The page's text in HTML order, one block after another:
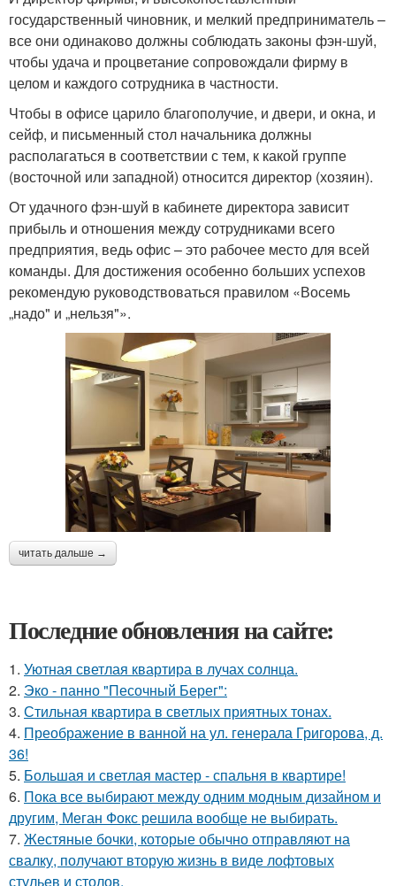
государственный чиновник, и мелкий предприниматель –
все они одинаково должны соблюдать законы фэн-шуй,
чтобы удача и процветание сопровождали фирму в
целом и каждого сотрудника в частности.
Чтобы в офисе царило благополучие, и двери, и окна, и
сейф, и письменный стол начальника должны
располагаться в соответствии с тем, к какой группе
(восточной или западной) относится директор (хозяин).
От удачного фэн-шуй в кабинете директора зависит
прибыль и отношения между сотрудниками всего
предприятия, ведь офис – это рабочее место для всей
команды. Для достижения особенно больших успехов
рекомендую руководствоваться правилом «Восемь
„надо" и „нельзя"».
читать дальше →
Последние обновления на сайте:
1. Уютная светлая квартира в лучах солнца.
2. Эко - панно "Песочный Берег":
3. Стильная квартира в светлых приятных тонах.
4. Преображение в ванной на ул. генерала Григорова, д.
36!
5. Большая и светлая мастер - спальня в квартире!
6. Пока все выбирают между одним модным дизайном и
другим, Меган Фокс решила вообще не выбирать.
7. Жестяные бочки, которые обычно отправляют на
свалку, получают вторую жизнь в виде лофтовых
стульев и столов.